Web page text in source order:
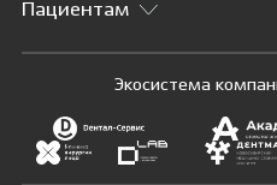
Пациентам
Экосистема